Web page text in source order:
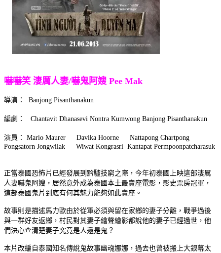
嚇嚇笑 淒厲人妻/嚇鬼阿嫂 Pee Mak
導演： Banjong Pisanthanakun
編劇： Chantavit Dhanasevi Nontra Kumwong Banjong Pisanthanakun
演員： Mario Maurer Davika Hoorne Nattapong Chartpong
Pongsatorn Jongwilak Wiwat Kongrasri Kantapat Permpoonpatcharasuk
正當泰國恐怖片已經發展到黔驢技窮之際，今年初泰國上映這部淒厲
人妻嚇鬼阿嫂，居然意外成為泰國本土最賣座電影，影史票房冠軍，
這部泰國鬼片到底有何其魅力能夠如此賣座。
故事則是描述馬力歐由於從軍必須與留在家鄉的妻子分離，戰爭過後
與一群好友返鄉，村民對其妻子繪聲繪影都說他的妻子已經過世，他
們決心查清楚妻子究竟是人還是鬼？
本片改編自泰國知名傳說鬼故事幽魂娜娜，過去也曾被搬上大銀幕太